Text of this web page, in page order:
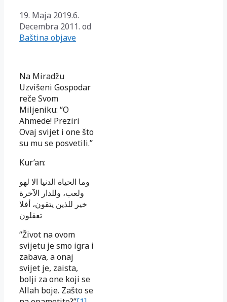
19. Maja 2019.6.
Decembra 2011. od
Baština objave
Na Miradžu
Uzvišeni Gospodar
reče Svom
Miljeniku: “O
Ahmede! Preziri
Ovaj svijet i one što
su mu se posvetili.”
Kur’an:
وما الحياة الدنيا الا لهو
ولعب، وللدار الآخرة
خير للذين يتقون، أفلا
تعقلون
“Život na ovom
svijetu je smo igra i
zabava, a onaj
svijet je, zaista,
bolji za one koji se
Allah boje. Zašto se